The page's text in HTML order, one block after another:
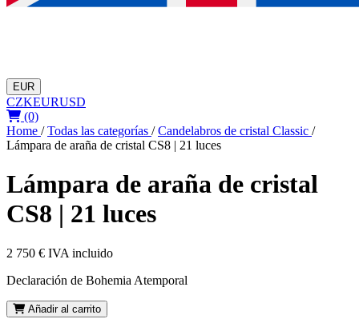
EUR
CZKEURUSD
(0)
Home / Todas las categorías / Candelabros de cristal Classic /
Lámpara de araña de cristal CS8 | 21 luces
Lámpara de araña de cristal
CS8 | 21 luces
2 750 € IVA incluido
Declaración de Bohemia Atemporal
Añadir al carrito